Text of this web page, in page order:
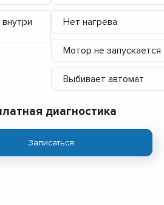
Нет нагрева
Мотор не запускается
Выбивает автомат
диагностика
Записаться